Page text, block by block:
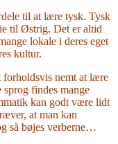
til at lære tysk. Tysk
til Østrig. Det er altid
lokale i deres eget
kultur.
forholdsvis nemt at lære
sprog findes mange
kan godt være lidt
at man kan
så bøjes verberne…